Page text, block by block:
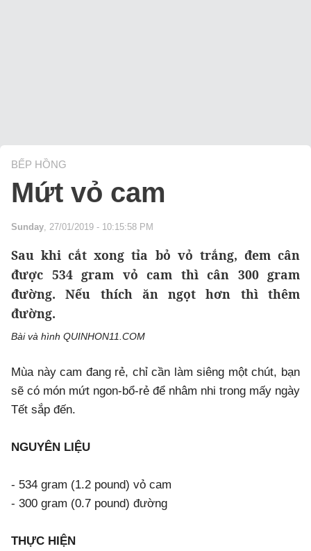
BẾP HỒNG
Mứt vỏ cam
Sunday, 27/01/2019 - 10:15:58 PM
Sau khi cắt xong tỉa bỏ vỏ trắng, đem cân
được 534 gram vỏ cam thì cân 300 gram
đường. Nếu thích ăn ngọt hơn thì thêm
đường.
Bài và hình QUINHON11.COM
Mùa này cam đang rẻ, chỉ cần làm siêng một chút, bạn
sẽ có món mứt ngon-bổ-rẻ để nhâm nhi trong mấy ngày
Tết sắp đến.
NGUYÊN LIỆU
- 534 gram (1.2 pound) vỏ cam
- 300 gram (0.7 pound) đường
THỰC HIỆN